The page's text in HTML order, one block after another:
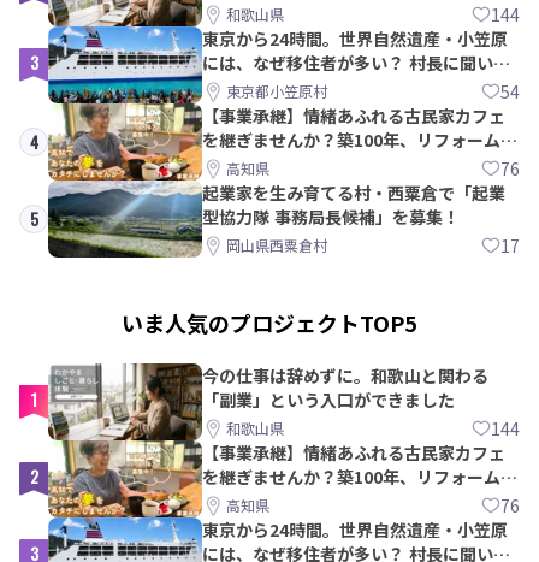
和歌山県 144
3
東京から24時間。世界自然遺産・小笠原
には、なぜ移住者が多い？ 村長に聞いて
みた東京都小笠原村 54
4
【事業承継】情緒あふれる古民家カフェ
を継ぎませんか？築100年、リフォームか
ら約10年！
高知県 76
5
起業家を生み育てる村・西粟倉で「起業
型協力隊 事務局長候補」を募集！
岡山県西粟倉村 17
いま人気のプロジェクトTOP5
1
今の仕事は辞めずに。和歌山と関わる
「副業」という入口ができました
和歌山県 144
2
【事業承継】情緒あふれる古民家カフェ
を継ぎませんか？築100年、リフォームか
ら約10年！
高知県 76
3
東京から24時間。世界自然遺産・小笠原
には、なぜ移住者が多い？ 村長に聞いて